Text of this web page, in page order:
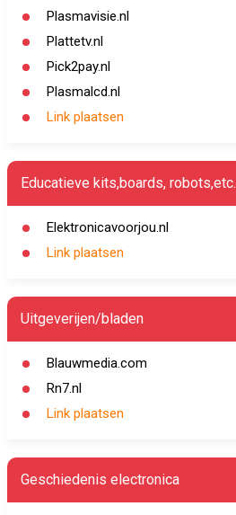
Plasmavisie.nl
Plattetv.nl
Pick2pay.nl
Plasmalcd.nl
Link plaatsen
Educatieve kits,boards, robots,etc.
Elektronicavoorjou.nl
Link plaatsen
Uitgeverijen/bladen
Blauwmedia.com
Rn7.nl
Link plaatsen
Geschiedenis electronica